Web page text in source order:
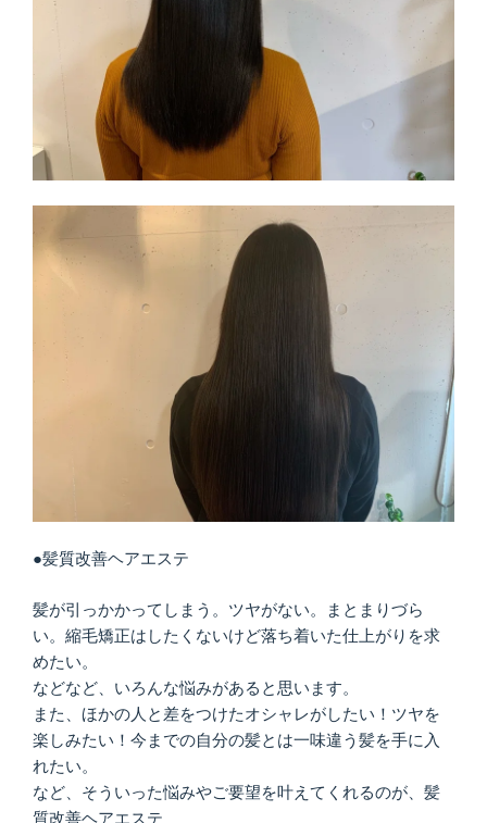
●髪質改善ヘアエステ
髪が引っかかってしまう。ツヤがない。まとまりづら
い。縮毛矯正はしたくないけど落ち着いた仕上がりを求
めたい。
などなど、いろんな悩みがあると思います。
また、ほかの人と差をつけたオシャレがしたい！ツヤを
楽しみたい！今までの自分の髪とは一味違う髪を手に入
れたい。
など、そういった悩みやご要望を叶えてくれるのが、髪
質改善ヘアエステ